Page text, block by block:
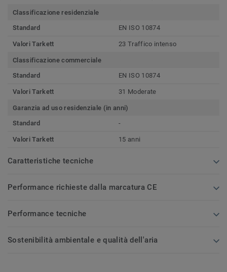
Classificazione residenziale
Standard
EN ISO 10874
Valori Tarkett 23 Traffico intenso
Classificazione commerciale
Standard
EN ISO 10874
Valori Tarkett 31 Moderate
Garanzia ad uso residenziale (in anni)
Standard
-
Valori Tarkett 15 anni
Caratteristiche tecniche
Performance richieste dalla marcatura CE
Performance tecniche
Sostenibilità ambientale e qualità dell'aria